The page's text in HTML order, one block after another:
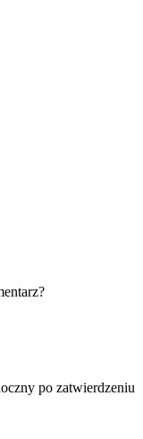
po zatwierdzeniu